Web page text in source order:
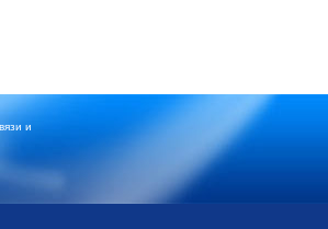
и